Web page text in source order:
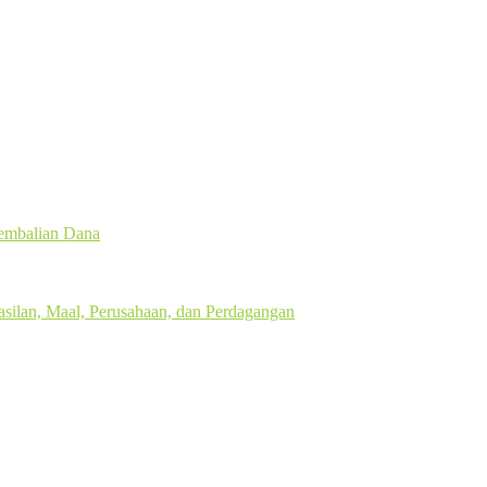
Dana
Maal, Perusahaan, dan Perdagangan